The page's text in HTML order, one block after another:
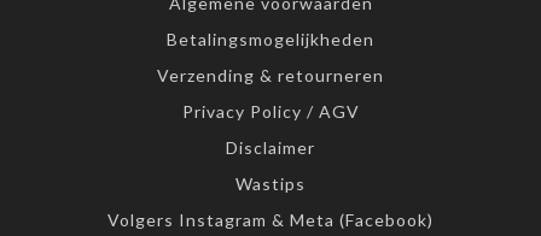
Betalingsmogelijkheden
Verzending & retourneren
Privacy Policy / AGV
Disclaimer
Wastips
Volgers Instagram & Meta (Facebook)